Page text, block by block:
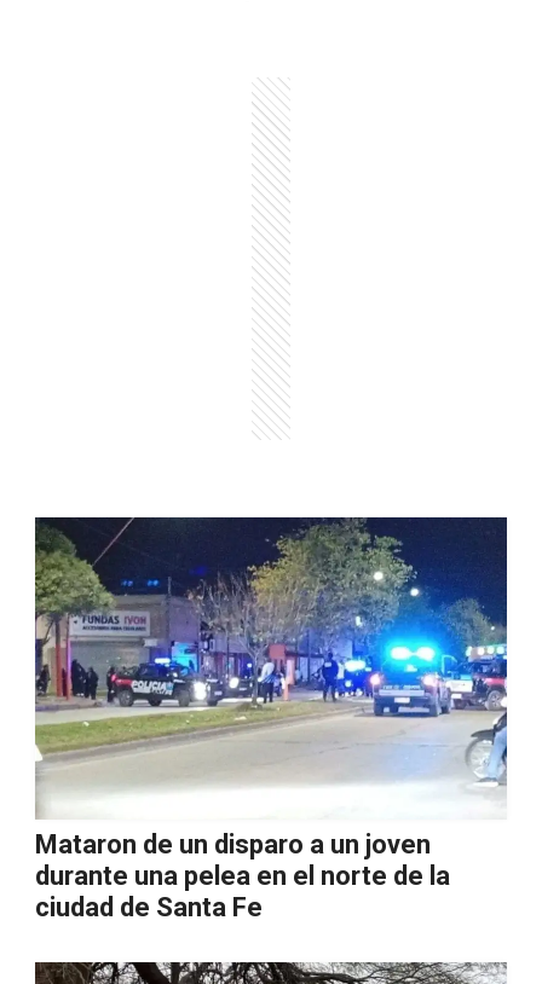
Mataron de un disparo a un joven
durante una pelea en el norte de la
ciudad de Santa Fe